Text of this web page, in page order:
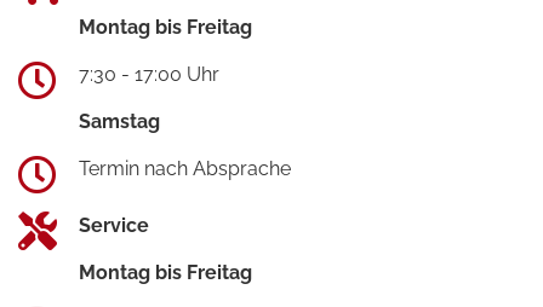
Montag bis Freitag
7:30 - 17:00 Uhr
Samstag
Termin nach Absprache
Service
Montag bis Freitag